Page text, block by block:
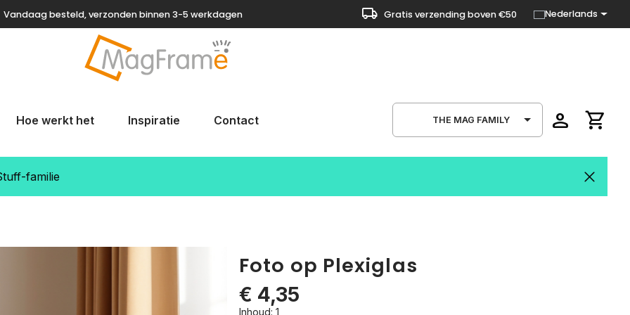
Vandaag besteld, verzonden binnen 3-5 werkdagen local_shipping Gratis verzending boven €50 Nederlands
Hoe werkt het Inspiratie Contact THE MAG FAMILY person shopping_cart
familie
Foto op Plexiglas
€ 4,35
Inhoud: 1